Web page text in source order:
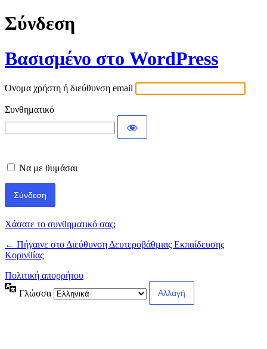
Σύνδεση
Βασισμένο στο WordPress
Όνομα χρήστη ή διεύθυνση email
Συνθηματικό
Να με θυμάσαι
Χάσατε το συνθηματικό σας;
← Πήγαινε στο Διεύθυνση Δευτεροβάθμιας Εκπαίδευσης
Κορινθίας
Πολιτική απορρήτου
Γλώσσα